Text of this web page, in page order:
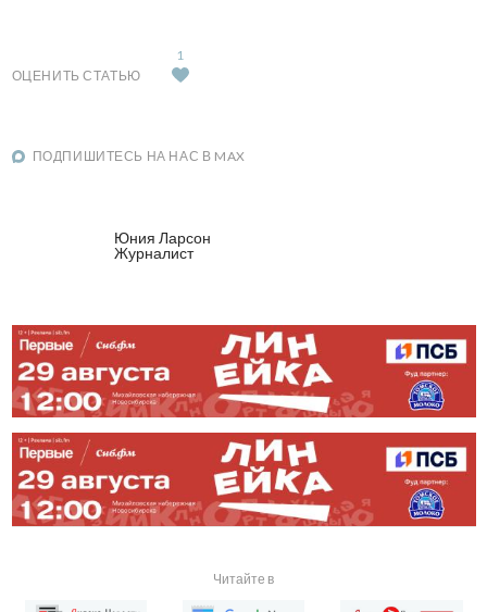
ОЦЕНИТЬ СТАТЬЮ
1
ПОДПИШИТЕСЬ НА НАС В MAX
Юния Ларсон
Журналист
Читайте в